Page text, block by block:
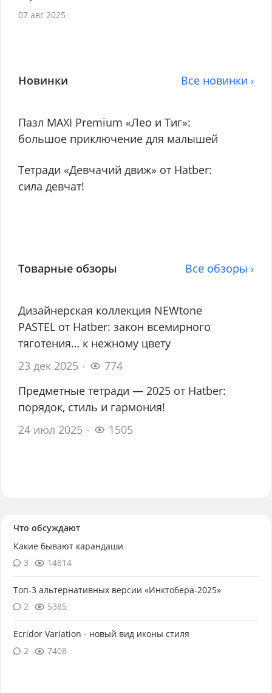
07 авг 2025
Новинки Все новинки ›
Пазл MAXI Premium «Лео и Тиг»:
большое приключение для малышей
Тетради «Девчачий движ» от Hatber:
сила девчат!
Товарные обзоры Все обзоры ›
Дизайнерская коллекция NEWtone
PASTEL от Hatber: закон всемирного
тяготения… к нежному цвету
23 дек 2025
774
Предметные тетради — 2025 от Hatber:
порядок, стиль и гармония!
24 июл 2025
1505
Что обсуждают
Какие бывают карандаши
3
14814
Топ-3 альтернативных версии «Инктобера-2025»
2
5385
Ecridor Variation - новый вид иконы стиля
2
7408